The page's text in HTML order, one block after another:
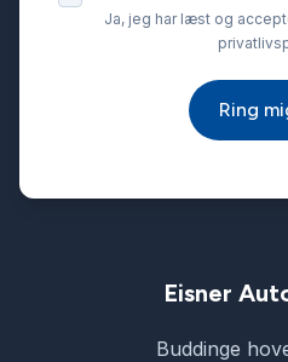
Ja, jeg har læst og
Ring
Eisner
Buddinge